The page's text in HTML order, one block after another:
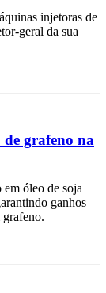
injetoras de
geral da sua
de grafeno na
óleo de soja
ganhos
grafeno.